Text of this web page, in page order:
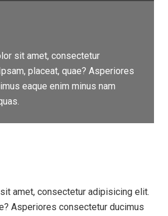
sit amet, consectetur
placeat, quae? Asperiores
eaque enim minus nam
amet, consectetur adipisicing elit.
Asperiores consectetur ducimus